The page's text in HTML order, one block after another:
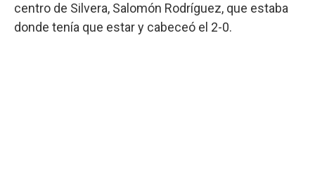
centro de Silvera, Salomón Rodríguez, que estaba
donde tenía que estar y cabeceó el 2-0.